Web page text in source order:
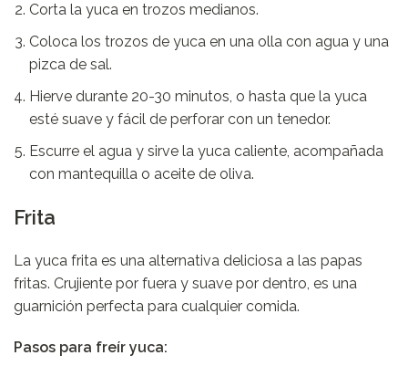
Corta la yuca en trozos medianos.
Coloca los trozos de yuca en una olla con agua y una
pizca de sal.
Hierve durante 20-30 minutos, o hasta que la yuca
esté suave y fácil de perforar con un tenedor.
Escurre el agua y sirve la yuca caliente, acompañada
con mantequilla o aceite de oliva.
Frita
La yuca frita es una alternativa deliciosa a las papas
fritas. Crujiente por fuera y suave por dentro, es una
guarnición perfecta para cualquier comida.
Pasos para freír yuca: